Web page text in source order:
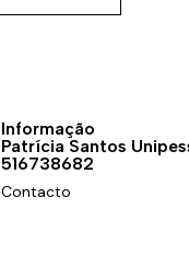
Informação
Patrícia Santos
516738682
Contacto